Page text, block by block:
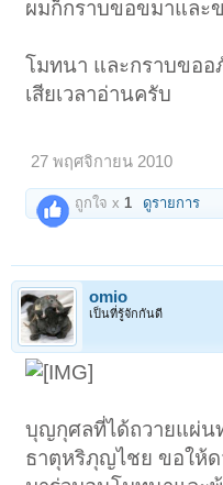
ผมก็กราบขอขมาและ
โมทนา และกราบขอ
เสียเวลาอ่านครับ
27 พฤศจิกายน 2010
ถูกใจ x 1 ดูรายการ
omio
เป็นที่รู้จักกันดี
บุญกุศลที่ได้ถวายแผ่น
ธาตุหริภุญไชย ขอให้